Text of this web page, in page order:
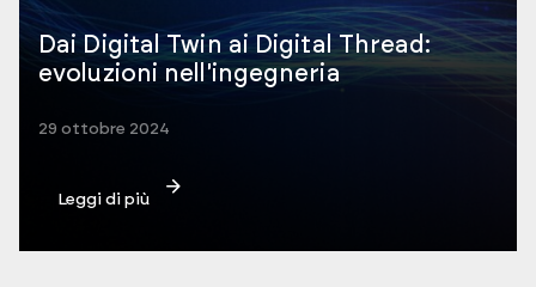
Dai Digital Twin ai Digital Thread:
evoluzioni nell'ingegneria
29 ottobre 2024
Leggi di più